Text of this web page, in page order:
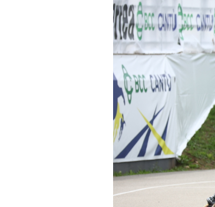
Mappa del sito